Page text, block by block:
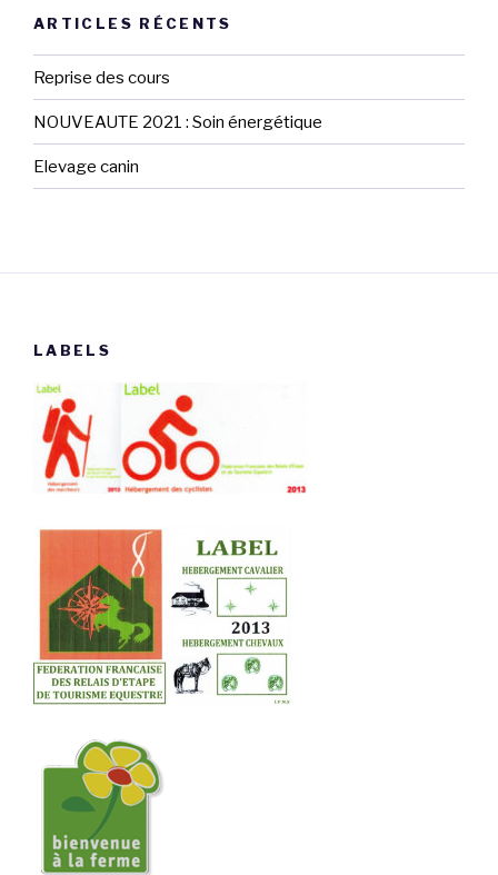
ARTICLES RÉCENTS
Reprise des cours
NOUVEAUTE 2021 : Soin énergétique
Elevage canin
LABELS